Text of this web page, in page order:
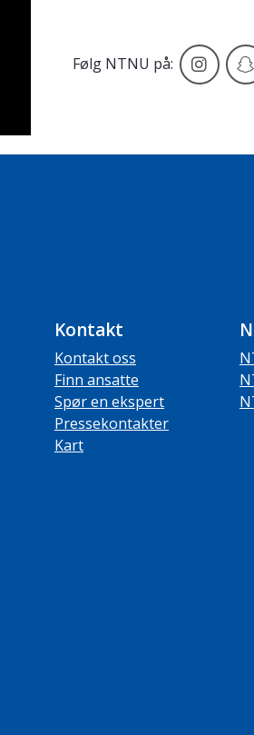
Følg NTNU på:
Kontakt
Kontakt oss
Finn ansatte
Spør en ekspert
Pressekontakter
Kart